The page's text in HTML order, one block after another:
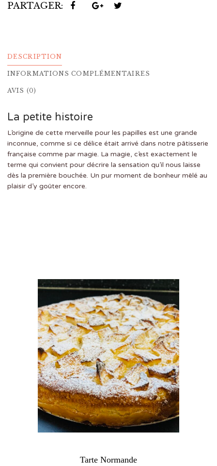
PARTAGER:
DESCRIPTION
INFORMATIONS COMPLÉMENTAIRES
AVIS (0)
La petite histoire
L’origine de cette merveille pour les papilles est une grande
inconnue, comme si ce délice était arrivé dans notre pâtisserie
française comme par magie. La magie, c’est exactement le
terme qui convient pour décrire la sensation qu’il nous laisse
dès la première bouchée. Un pur moment de bonheur mêlé au
plaisir d’y goûter encore.
Tarte Normande